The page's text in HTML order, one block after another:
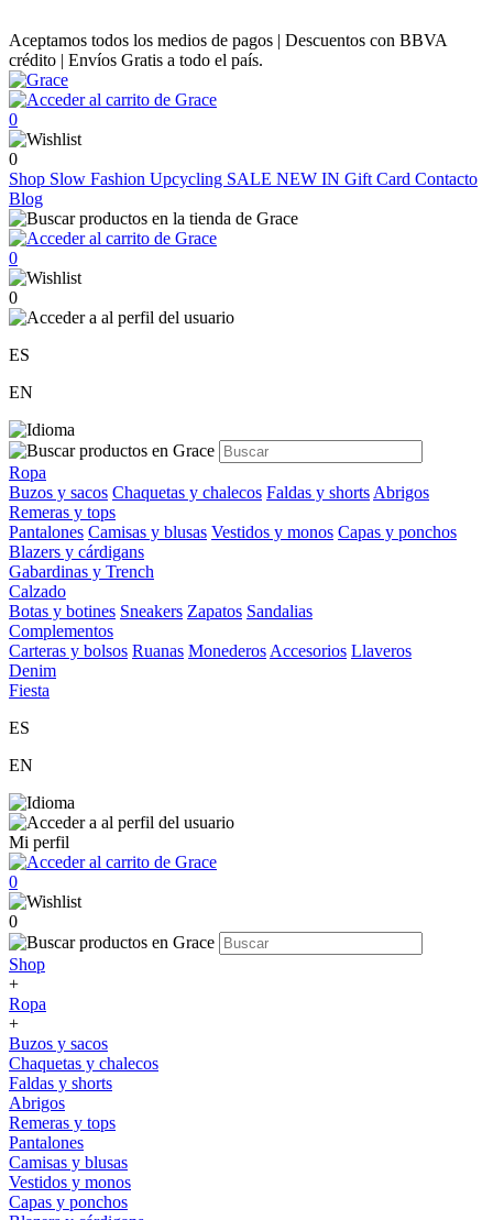
Aceptamos todos los medios de pagos | Descuentos con BBVA
crédito | Envíos Gratis a todo el país.
0
0
Shop Slow Fashion Upcycling SALE NEW IN Gift Card Contacto
Blog
0
0
ES
EN
Ropa
Buzos y sacos Chaquetas y chalecos Faldas y shorts Abrigos
Remeras y tops
Pantalones Camisas y blusas Vestidos y monos Capas y ponchos
Blazers y cárdigans
Gabardinas y Trench
Calzado
Botas y botines Sneakers Zapatos Sandalias
Complementos
Carteras y bolsos Ruanas Monederos Accesorios Llaveros
Denim
Fiesta
ES
EN
Mi perfil
0
0
Shop
+
Ropa
+
Buzos y sacos
Chaquetas y chalecos
Faldas y shorts
Abrigos
Remeras y tops
Pantalones
Camisas y blusas
Vestidos y monos
Capas y ponchos